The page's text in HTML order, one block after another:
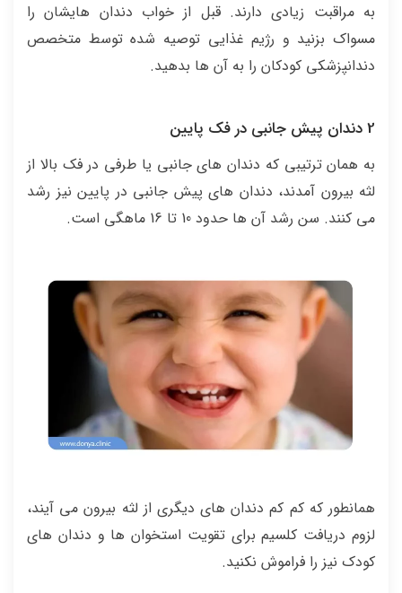
به مراقبت زیادی دارند. قبل از خواب دندان هایشان را
مسواک بزنید و رژیم غذایی توصیه شده توسط متخصص
دندانپزشکی کودکان را به آن ها بدهید.
2 دندان پیش جانبی در فک پایین
به همان ترتیبی که دندان های جانبی یا طرفی در فک بالا از
لثه بیرون آمدند، دندان های پیش جانبی در پایین نیز رشد
می کنند. سن رشد آن ها حدود 10 تا 16 ماهگی است.
همانطور که کم کم دندان های دیگری از لثه بیرون می آیند،
لزوم دریافت کلسیم برای تقویت استخوان ها و دندان های
کودک نیز را فراموش نکنید.